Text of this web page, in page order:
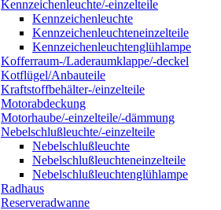
Kennzeichenleuchte/-einzelteile
Kennzeichenleuchte
Kennzeichenleuchteneinzelteile
Kennzeichenleuchtenglühlampe
Kofferraum-/Laderaumklappe/-deckel
Kotflügel/Anbauteile
Kraftstoffbehälter-/einzelteile
Motorabdeckung
Motorhaube/-einzelteile/-dämmung
Nebelschlußleuchte/-einzelteile
Nebelschlußleuchte
Nebelschlußleuchteneinzelteile
Nebelschlußleuchtenglühlampe
Radhaus
Reserveradwanne